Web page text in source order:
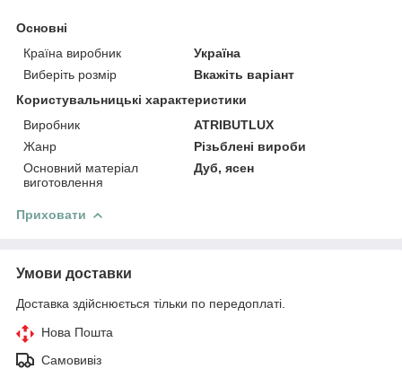
Основні
Країна виробник
Україна
Виберіть розмір
Вкажіть варіант
Користувальницькі характеристики
Виробник
ATRIBUTLUX
Жанр
Різьблені вироби
Основний матеріал
виготовлення
Дуб, ясен
Приховати
Умови доставки
Доставка здійснюється тільки по передоплаті.
Нова Пошта
Самовивіз